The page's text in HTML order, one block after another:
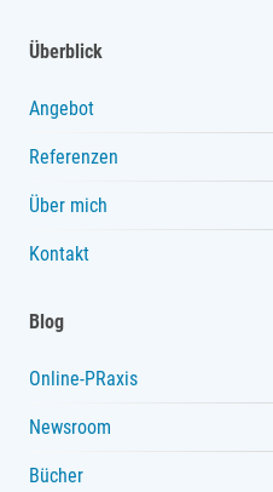
Überblick
Angebot
Referenzen
Über mich
Kontakt
Blog
Online-PRaxis
Newsroom
Bücher